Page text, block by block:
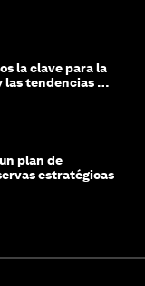
la clave para la
las tendencias de
plan de
estratégicas